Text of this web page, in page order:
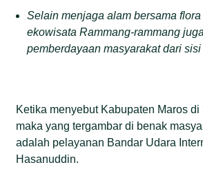
Selain menjaga alam bersama
ekowisata Rammang-rammang
pemberdayaan masyarakat dari
Ketika menyebut Kabupaten Maros
maka yang tergambar di benak
adalah pelayanan Bandar Udara
Hasanuddin.